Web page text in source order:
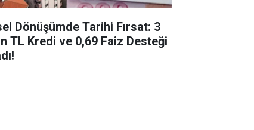
Dönüşümde Tarihi Fırsat: 3
TL Kredi ve 0,69 Faiz Desteği